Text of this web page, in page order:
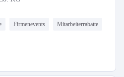
Firmenevents Mitarbeiterrabatte